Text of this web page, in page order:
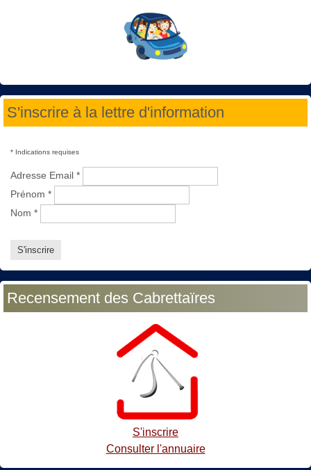
S'inscrire à la lettre d'information
* Indications requises
Adresse Email *
Prénom *
Nom *
Recensement des Cabrettaïres
S'inscrire
Consulter l'annuaire